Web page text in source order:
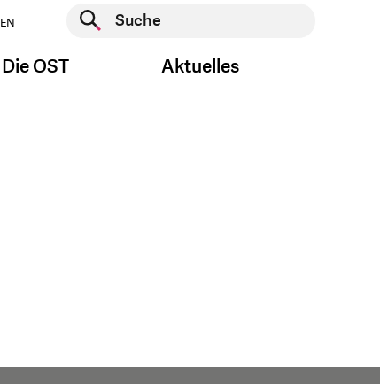
EN
Suche starten
Die OST Aktuelles